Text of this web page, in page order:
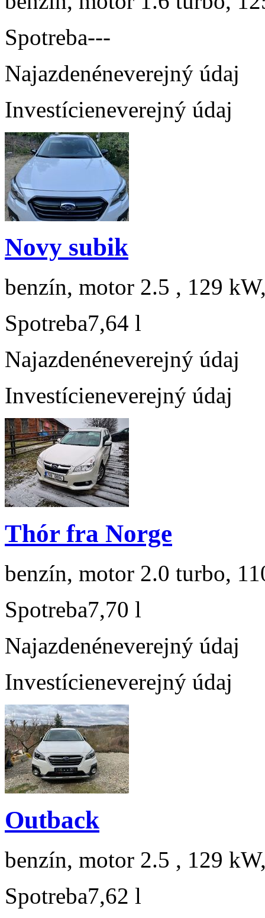
Spotreba---
Najazdenéneverejný údaj
Investícieneverejný údaj
Novy subik
benzín, motor 2.5 , 129
Spotreba7,64 l
Najazdenéneverejný údaj
Investícieneverejný údaj
Thór fra Norge
benzín, motor 2.0 turbo,
Spotreba7,70 l
Najazdenéneverejný údaj
Investícieneverejný údaj
Outback
benzín, motor 2.5 , 129
Spotreba7,62 l